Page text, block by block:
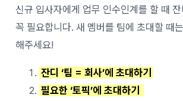
신규 입사자에게 업무 인수인계를 할 때
꼭 필요합니다. 새 멤버를 팀에 초대할 때
해주세요!
잔디 ‘팀 = 회사’에 초대하기
필요한 ‘토픽’에 초대하기